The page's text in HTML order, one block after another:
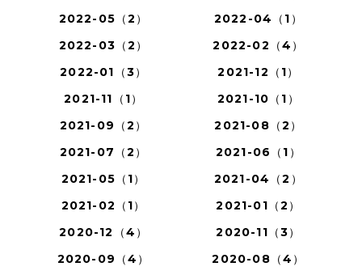
2022-05（2）
2022-04（1）
2022-03（2）
2022-02（4）
2022-01（3）
2021-12（1）
2021-11（1）
2021-10（1）
2021-09（2）
2021-08（2）
2021-07（2）
2021-06（1）
2021-05（1）
2021-04（2）
2021-02（1）
2021-01（2）
2020-12（4）
2020-11（3）
2020-09（4）
2020-08（4）